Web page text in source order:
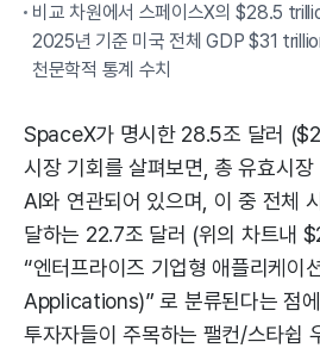
비교 차원에서 스페이스X의 $28.5
2025년 기준 미국 전체 GDP $31
천문학적 통계 수치
SpaceX가 명시한 28.5조 달러
시장 기회를 살펴보면, 총 유효시
AI와 연관되어 있으며, 이 중 전체
달하는 22.7조 달러 (위의 차트내
“엔터프라이즈 기업형 애플리케
Applications)” 로 분류된다는 점
투자자들이 주목하는 팰컨/스타쉽